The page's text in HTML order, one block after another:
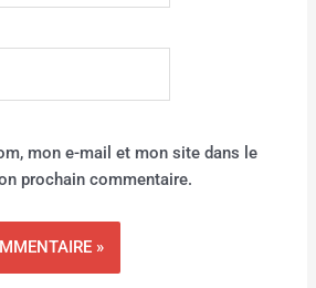
mon e-mail et mon site dans le
prochain commentaire.